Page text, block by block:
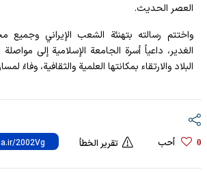
العصر الحديث.
واختتم رسالته بتهنئة الشعب الإيراني
الغدير، داعياً أسرة الجامعة الإسلامية إلى
البلاد والارتقاء بمكانتها العلمية والثقافية، وفاءً
0 أحب تقرير الخطأ